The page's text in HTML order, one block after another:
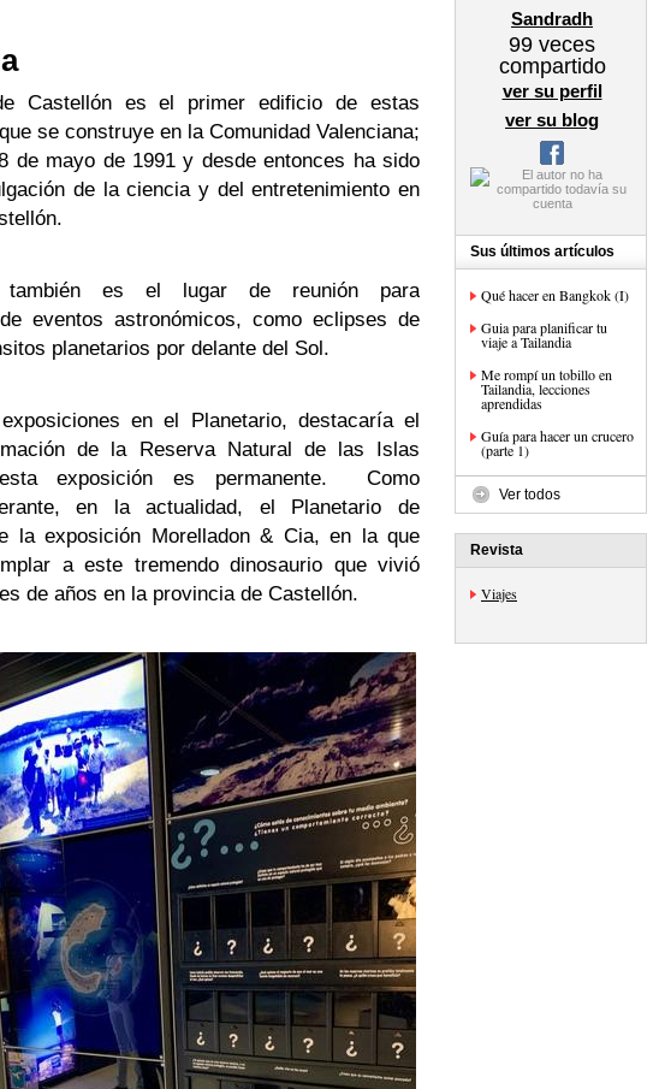
Castellón es el primer edificio de estas
se construye en la Comunidad Valenciana;
de mayo de 1991 y desde entonces ha sido
de la ciencia y del entretenimiento en
también es el lugar de reunión para
eventos astronómicos, como eclipses de
planetarios por delante del Sol.
en el Planetario, destacaría el
de la Reserva Natural de las Islas
esta exposición es permanente. Como
en la actualidad, el Planetario de
la exposición Morelladon & Cia, en la que
a este tremendo dinosaurio que vivió
de años en la provincia de Castellón.
Sandradh
99 veces
compartido
ver su perfil
ver su blog
Sus últimos artículos
Qué hacer en Bangkok (I)
Guia para planificar tu
viaje a Tailandia
Me rompí un tobillo en
Tailandia, lecciones
aprendidas
Guía para hacer un crucero
(parte 1)
Ver todos
Revista
Viajes